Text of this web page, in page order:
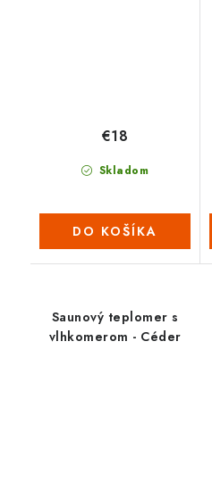
Skladom
€18
DO KOŠÍKA
Saunový teplomer s
vlhkomerom - Céder